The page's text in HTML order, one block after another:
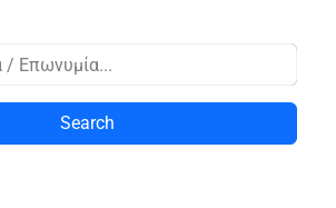
Search